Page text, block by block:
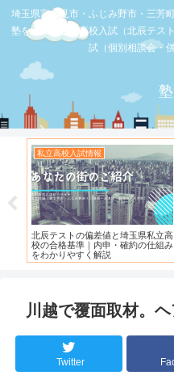
埼玉県富士見市・ふじみ野市・三芳
塾を比較。公立高校入試（北辰テス
試（個別相談会・
お店の覆面取材
【スシロー三芳店】リニューアルさ
れている！！！
川越で覆面取材。ヘ
Twitter